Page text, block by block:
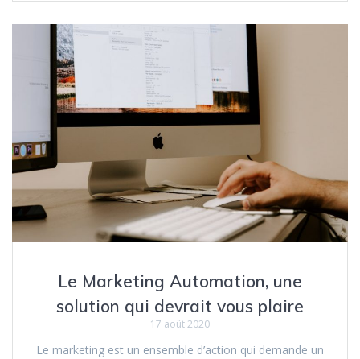
Le Marketing Automation, une
solution qui devrait vous plaire
17 août 2020
Le marketing est un ensemble d’action qui demande un